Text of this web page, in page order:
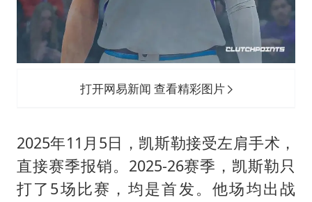
打开网易新闻 查看精彩图片
2025年11月5日，凯斯勒接受左肩手术，
直接赛季报销。2025-26赛季，凯斯勒只
打了5场比赛，均是首发。他场均出战